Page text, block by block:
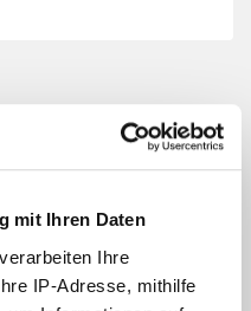
mit Ihren Daten
verarbeiten Ihre
IP-Adresse, mithilfe
Hybridjacket